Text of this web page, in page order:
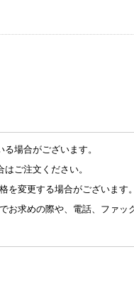
場合がございます。
ご注文ください。
変更する場合がございます。
お求めの際や、電話、ファッ